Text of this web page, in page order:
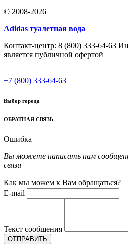
© 2008-2026
Adidas туалетная вода
Контакт-центр: 8 (800) 333-64-63
является публичной офертой
+7 (800) 333-64-63
Выбор города
ОБРАТНАЯ СВЯЗЬ
Ошибка
Вы можете написать нам
связи
Как мы можем к Вам обращаться?
E-mail
Текст сообщения
ОТПРАВИТЬ